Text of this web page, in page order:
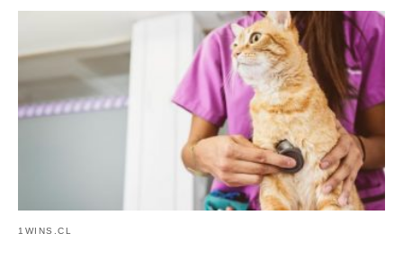
1WINS.CL